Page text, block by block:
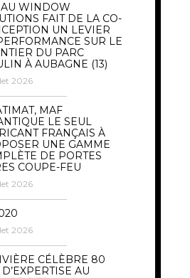
WINDOW
FAIT DE LA CO-
UN LEVIER
SUR LE
DU PARC
À AUBAGNE (13)
2026
MAF
LE SEUL
FRANÇAIS À
UNE GAMME
DE PORTES
COUPE-FEU
2026
2026
CÉLÈBRE 80
AU